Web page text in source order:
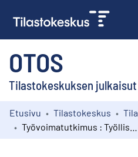
OTOS
Tilastokeskuksen
Kokoelmat
Etusivu Tilastokeskus